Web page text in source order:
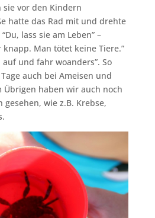
vor den Kindern
hatte das Rad mit und drehte
lass sie am Leben” –
knapp. Man tötet keine Tiere.”
auf und fahr woanders”. So
auch bei Ameisen und
Übrigen haben wir auch noch
wie z.B. Krebse,